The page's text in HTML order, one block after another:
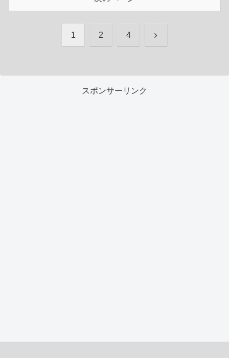
1 2 4 次
スポンサーリンク